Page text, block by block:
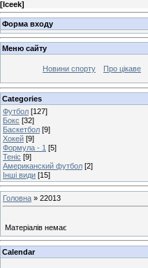
[Iceek]
Форма входу
Меню сайту
Новини спорту Про цікаве
Categories
Футбол [127]
Бокс [32]
Баскетбол [9]
Хокей [9]
Формула - 1 [5]
Теніс [9]
Американский футбол [2]
Інші види [15]
Головна » 22013
Матеріалів немає
Calendar